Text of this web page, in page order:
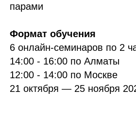
парами
Формат обучения
6 онлайн-семинаров по 2
14:00 - 16:00 по Алматы
12:00 - 14:00 по Москве
21 октября — 25 ноября